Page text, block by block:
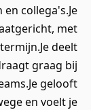
collega's.Je
met
deelt
graag bij
gelooft
en voelt je